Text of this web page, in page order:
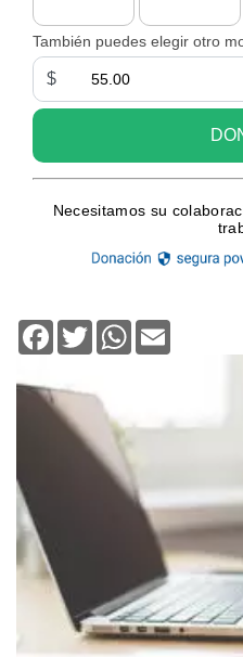
Facebook
TwitterWhatsApp